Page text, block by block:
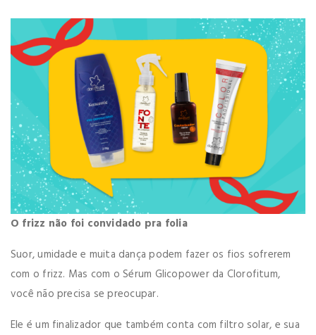
O frizz não foi convidado pra folia
Suor, umidade e muita dança podem fazer os fios sofrerem
com o frizz. Mas com o Sérum Glicopower da Clorofitum,
você não precisa se preocupar.
Ele é um finalizador que também conta com filtro solar, e sua